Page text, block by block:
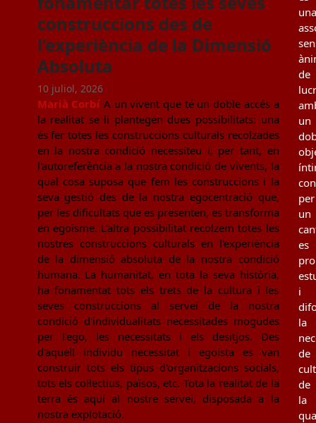
construccions des de
l’experiència de la Dimensió
Absoluta
10 juliol, 2026
Marià Corbí A un vivent que té un doble accés a
la realitat se li plantegen dues possibilitats: una
és fer totes les construccions culturals recolzades
en la nostra condició necessiteu i, per tant, en
l'autoreferència a la nostra condició de vivents, la
qual cosa suposa que fem les construccions i la
seva gestió des de la nostra egocentració que,
per les dificultats que es presenten, es transforma
en egoisme. L'altra possibilitat recolzem totes les
nostres construccions culturals en l'experiència
de la dimensió absoluta de la nostra condició
humana. La humanitat, en tota la seva història,
ha fonamentat tots els trets de la cultura i les
seves construccions al servei de la nostra
condició d'individualitats necessitades mogudes
per l'ego, les necessitats i els desitjos. Des
d'aquell individu necessitat i egoista es van
construir tots els tipus d'organitzacions socials,
tots els col·lectius, països, etc. Tota la realitat de la
terra és aquí al nostre servei, disposada a la
nostra explotació.
una
de
un
per
un
es
i
la
de
de
la